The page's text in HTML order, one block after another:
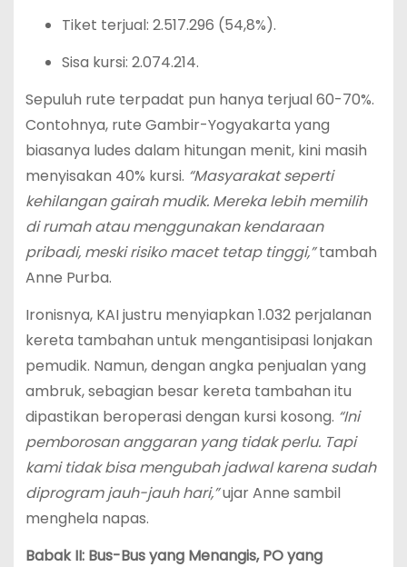
Tiket terjual: 2.517.296 (54,8%).
Sisa kursi: 2.074.214.
Sepuluh rute terpadat pun hanya terjual 60-70%.
Contohnya, rute Gambir-Yogyakarta yang
biasanya ludes dalam hitungan menit, kini masih
menyisakan 40% kursi. “Masyarakat seperti
kehilangan gairah mudik. Mereka lebih memilih
di rumah atau menggunakan kendaraan
pribadi, meski risiko macet tetap tinggi,”tambah
Anne Purba.
Ironisnya, KAI justru menyiapkan 1.032 perjalanan
kereta tambahan untuk mengantisipasi lonjakan
pemudik. Namun, dengan angka penjualan yang
ambruk, sebagian besar kereta tambahan itu
dipastikan beroperasi dengan kursi kosong. “Ini
pemborosan anggaran yang tidak perlu. Tapi
kami tidak bisa mengubah jadwal karena sudah
diprogram jauh-jauh hari,”ujar Anne sambil
menghela napas.
Babak II: Bus-Bus yang Menangis, PO yang